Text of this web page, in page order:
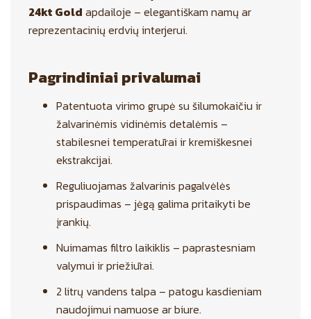
24kt Gold apdailoje – elegantiškam namų ar
reprezentacinių erdvių interjerui.
Pagrindiniai privalumai
Patentuota virimo grupė su šilumokaičiu ir
žalvarinėmis vidinėmis detalėmis –
stabilesnei temperatūrai ir kremiškesnei
ekstrakcijai.
Reguliuojamas žalvarinis pagalvėlės
prispaudimas – jėgą galima pritaikyti be
įrankių.
Nuimamas filtro laikiklis – paprastesniam
valymui ir priežiūrai.
2 litrų vandens talpa – patogu kasdieniam
naudojimui namuose ar biure.